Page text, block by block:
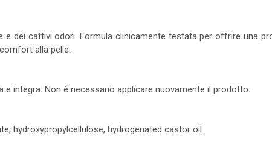
e dei cattivi odori. Formula clinicamente testata per offrire una
alla pelle.
integra. Non è necessario applicare nuovamente il prodotto.
hydroxypropylcellulose, hydrogenated castor oil.